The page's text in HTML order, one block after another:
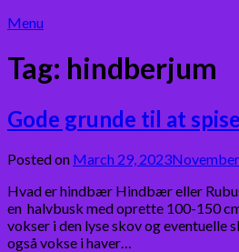
Menu
Tag: hindberjum
Gode grunde til at
Posted on March 29, 2023
Hvad er hindbær Hindbær eller
en halvbusk med oprette 100-150
vokser i den lyse skov og eventuelle
også vokse i haver…